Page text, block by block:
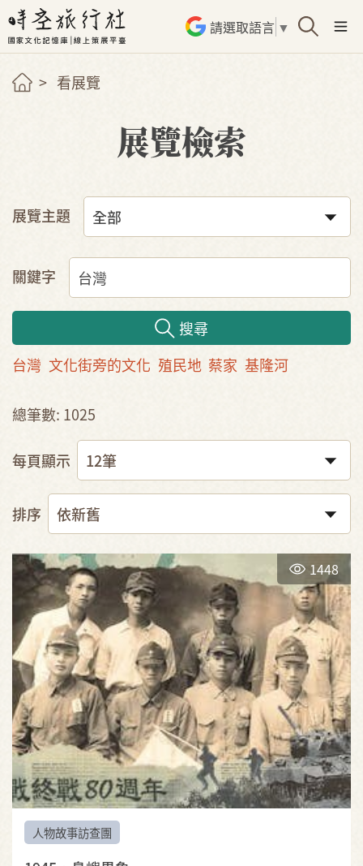
請選取語言 ▼
看展覽
展覽檢索
展覽主題
關鍵字
搜尋
台灣 文化街旁的文化 殖民地 蔡家 基隆河
總筆數: 1025
每頁顯示
排序
1448
人物故事訪查團